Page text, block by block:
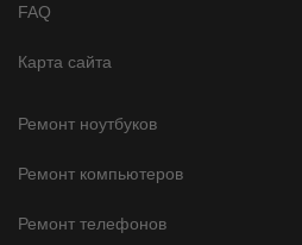
FAQ
Карта сайта
Ремонт ноутбуков
Ремонт компьютеров
Ремонт телефонов